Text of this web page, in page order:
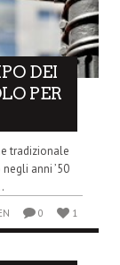
DEI
PER
tradizionale
anni ’50
0 1